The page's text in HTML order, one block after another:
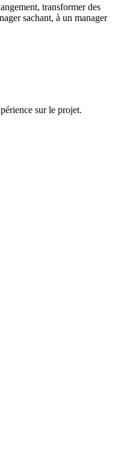
transformer des
sachant, à un manager
sur le projet.